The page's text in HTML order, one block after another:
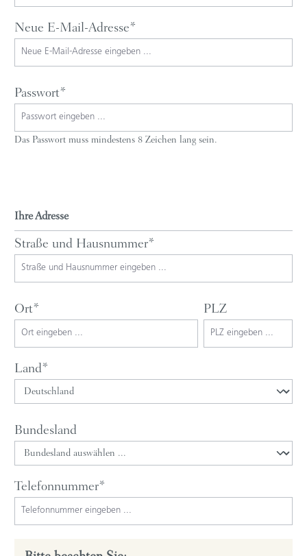
Neue E-Mail-Adresse*
Passwort*
Das Passwort muss mindestens 8 Zeichen lang sein.
Ihre Adresse
Straße und Hausnummer*
Ort* PLZ
Land*
Bundesland
Telefonnummer*